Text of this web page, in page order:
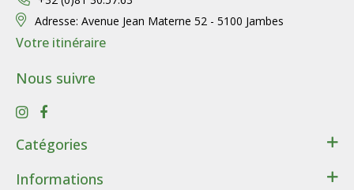
Catégories
Santé
Informations
Adresse: Avenue Jean Materne 52 - 5100 Jambes
Votre itinéraire
Nous suivre